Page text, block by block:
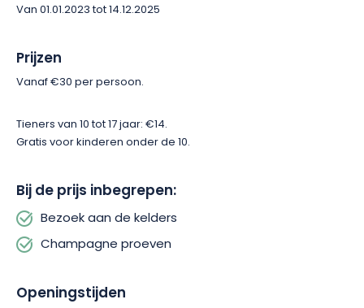
Van 01.01.2023 tot 14.12.2025
Prijzen
Vanaf €30 per persoon.
Tieners van 10 tot 17 jaar: €14.
Gratis voor kinderen onder de 10.
Bij de prijs inbegrepen:
Bezoek aan de kelders
Champagne proeven
Openingstijden